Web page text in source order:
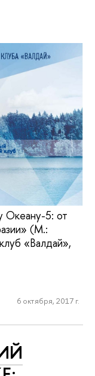
Океану-5: от
(М.:
«Валдай»,
6 октября, 2017 г.